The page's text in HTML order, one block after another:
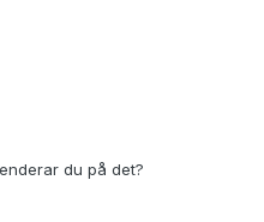
du på det?